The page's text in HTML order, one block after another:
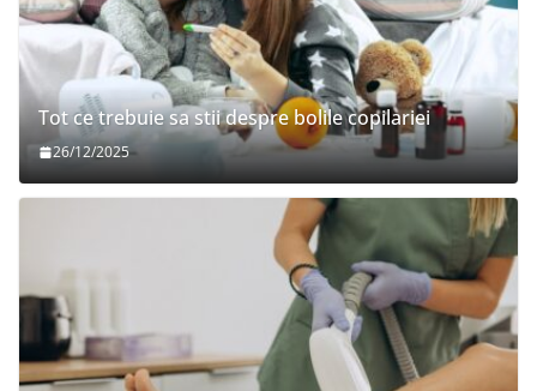
Tot ce trebuie sa stii despre bolile copilariei
26/12/2025